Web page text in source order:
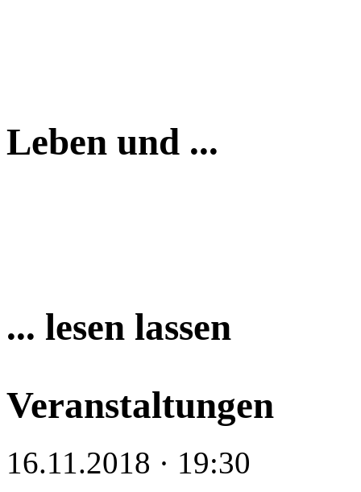
Leben und ...
... lesen lassen
Veranstaltungen
16.11.2018 · 19:30